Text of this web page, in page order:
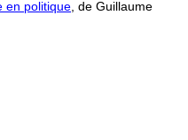
en politique , de Guillaume